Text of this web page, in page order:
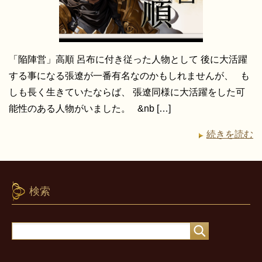
「陥陣営」高順 呂布に付き従った人物として 後に大活躍
する事になる張遼が一番有名なのかもしれませんが、 も
しも長く生きていたならば、 張遼同様に大活躍をした可
能性のある人物がいました。 &nb […]
続きを読む
検索